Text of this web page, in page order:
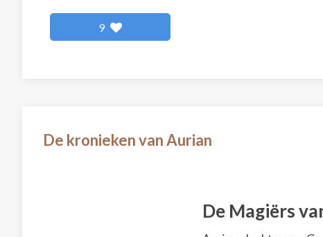
9
De kronieken van Aurian
De Magiërs